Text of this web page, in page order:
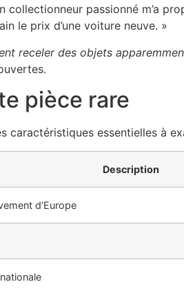
passionné m’a
le prix d’une voiture neuve. »
receler des objets
pièce rare
caractéristiques essentielles à
Description
d’Europe